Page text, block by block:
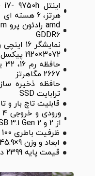
هرتز، 6 هسته ای
GDDR6
3072×1920 پیکسل
2667 مگاهرتز
ترابایت SSD
قابلیت تاچ بار و
از 2 و USB 3.1 Gen 2 جک 3.5 میلی‌متری هدفون
ظرفیت باطری 100 وات ساعت
ابعاد و وزن 9×245.9×162 میلی‌متر 2.0 کیلوگرم
قیمت پایه 2399 دلار